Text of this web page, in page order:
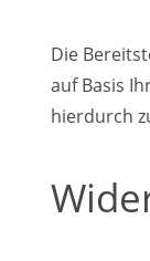
Die
auf Basis
hierdurch